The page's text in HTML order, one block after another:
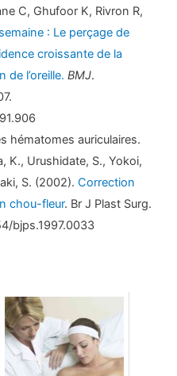
C, Ghufoor K, Rivron R,
: Le perçage de
croissante de la
de l’oreille. BMJ.
hématomes auriculaires.
K., Urushidate, S., Yokoi,
S. (2002).Correction
chou-fleur. Br J Plast Surg.
bjps.1997.0033